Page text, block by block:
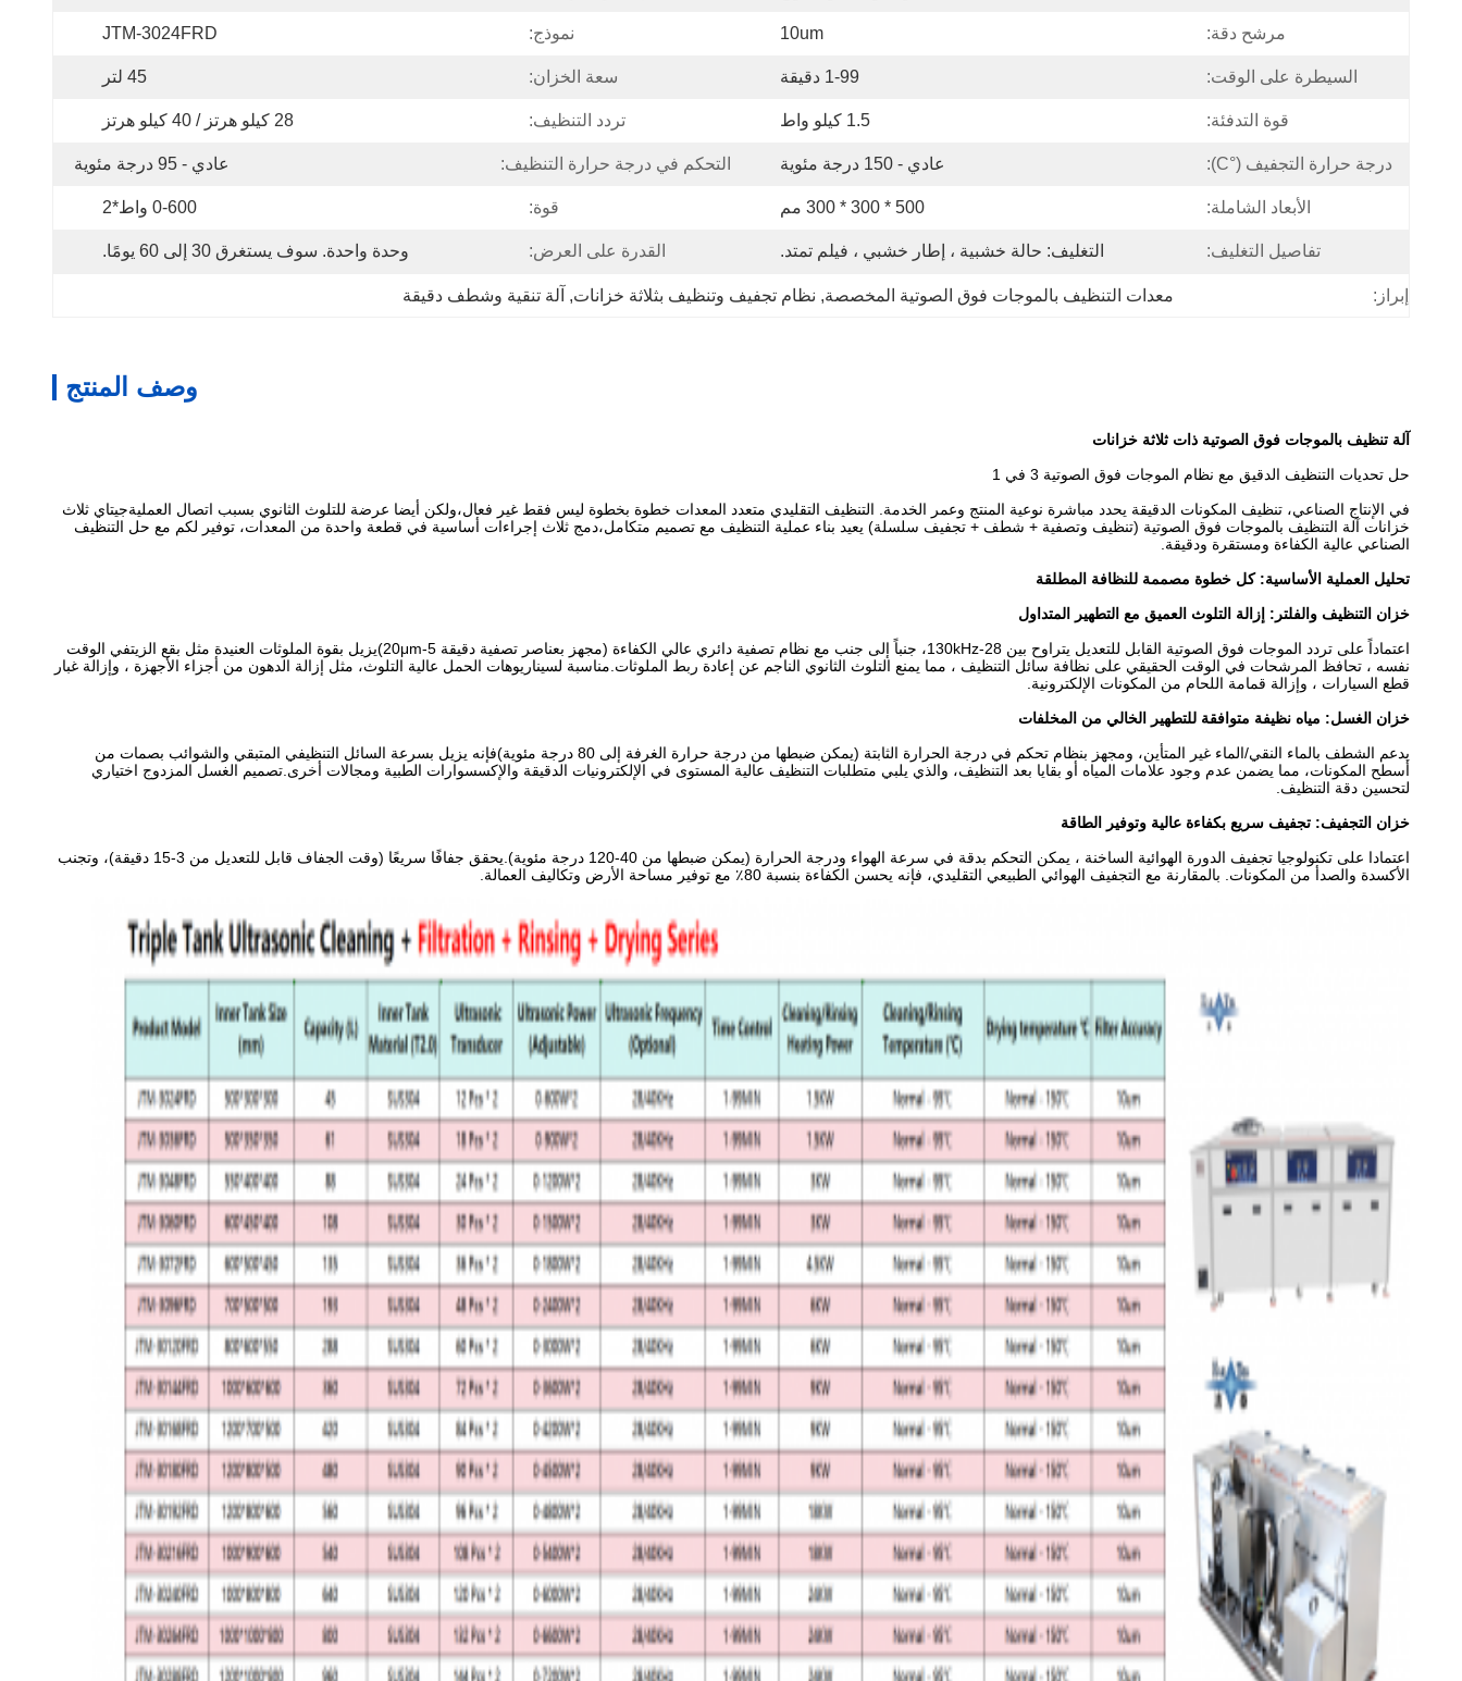
مرشح دقة: 10um نموذج: JTM-3024FRD
السيطرة على الوقت: 1-99 دقيقة سعة الخزان: 45 لتر
قوة التدفئة: 1.5 كيلو واط تردد التنظيف: 28 كيلو هرتز / 40 كيلو هرتز
درجة حرارة التجفيف (°C): عادي - 150 درجة مئوية التحكم في درجة حرارة التنظيف: عادي - 95 درجة مئوية
الأبعاد الشاملة: 500 * 300 * 300 مم قوة: 0-600 واط*2
تفاصيل التغليف: التغليف: حالة خشبية ، إطار خشبي ، فيلم تمتد. القدرة على العرض: وحدة واحدة. سوف يستغرق 30 إلى 60 يومًا.
إبراز: معدات التنظيف بالموجات فوق الصوتية المخصصة, نظام تجفيف وتنظيف بثلاثة خزانات, آلة تنقية وشطف دقيقة
وصف المنتج
آلة تنظيف بالموجات فوق الصوتية ذات ثلاثة خزانات
حل تحديات التنظيف الدقيق مع نظام الموجات فوق الصوتية 3 في 1
في الإنتاج الصناعي، تنظيف المكونات الدقيقة يحدد مباشرة نوعية المنتج وعمر الخدمة. التنظيف التقليدي متعدد المعدات خطوة بخطوة ليس فقط غير فعال،ولكن أيضا عرضة للتلوث الثانوي بسبب اتصال العمليةجيتاي ثلاث
خزانات آلة التنظيف بالموجات فوق الصوتية (تنظيف وتصفية + شطف + تجفيف سلسلة) يعيد بناء عملية التنظيف مع تصميم متكامل،دمج ثلاث إجراءات أساسية في قطعة واحدة من المعدات، توفير لكم مع حل التنظيف
الصناعي عالية الكفاءة ومستقرة ودقيقة.
تحليل العملية الأساسية: كل خطوة مصممة للنظافة المطلقة
خزان التنظيف والفلتر: إزالة التلوث العميق مع التطهير المتداول
اعتماداً على تردد الموجات فوق الصوتية القابل للتعديل يتراوح بين 28-130kHz، جنباً إلى جنب مع نظام تصفية دائري عالي الكفاءة (مجهز بعناصر تصفية دقيقة 5-20μm)يزيل بقوة الملوثات العنيدة مثل بقع الزيتفي الوقت
نفسه ، تحافظ المرشحات في الوقت الحقيقي على نظافة سائل التنظيف ، مما يمنع التلوث الثانوي الناجم عن إعادة ربط الملوثات.مناسبة لسيناريوهات الحمل عالية التلوث، مثل إزالة الدهون من أجزاء الأجهزة ، وإزالة غبار
قطع السيارات ، وإزالة قمامة اللحام من المكونات الإلكترونية.
خزان الغسل: مياه نظيفة متوافقة للتطهير الخالي من المخلفات
يدعم الشطف بالماء النقي/الماء غير المتأين، ومجهز بنظام تحكم في درجة الحرارة الثابتة (يمكن ضبطها من درجة حرارة الغرفة إلى 80 درجة مئوية)فإنه يزيل بسرعة السائل التنظيفي المتبقي والشوائب بصمات من
أسطح المكونات، مما يضمن عدم وجود علامات المياه أو بقايا بعد التنظيف، والذي يلبي متطلبات التنظيف عالية المستوى في الإلكترونيات الدقيقة والإكسسوارات الطبية ومجالات أخرى.تصميم الغسل المزدوج اختياري
لتحسين دقة التنظيف.
خزان التجفيف: تجفيف سريع بكفاءة عالية وتوفير الطاقة
اعتمادا على تكنولوجيا تجفيف الدورة الهوائية الساخنة ، يمكن التحكم بدقة في سرعة الهواء ودرجة الحرارة (يمكن ضبطها من 40-120 درجة مئوية).يحقق جفافًا سريعًا (وقت الجفاف قابل للتعديل من 3-15 دقيقة)، وتجنب
الأكسدة والصدأ من المكونات. بالمقارنة مع التجفيف الهوائي الطبيعي التقليدي، فإنه يحسن الكفاءة بنسبة 80٪ مع توفير مساحة الأرض وتكاليف العمالة.